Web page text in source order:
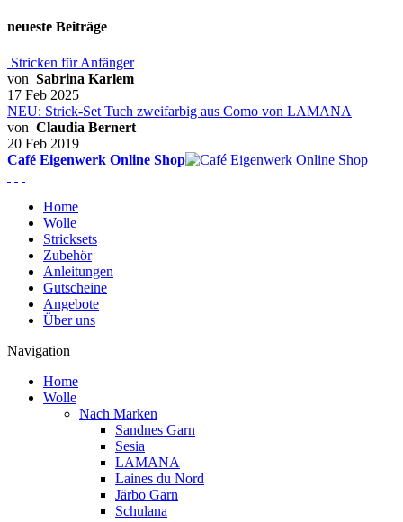
neueste Beiträge
Stricken für Anfänger
von Sabrina Karlem
17 Feb 2025
NEU: Strick-Set Tuch zweifarbig aus Como von LAMANA
von Claudia Bernert
20 Feb 2019
Café Eigenwerk Online Shop
Home
Wolle
Stricksets
Zubehör
Anleitungen
Gutscheine
Angebote
Über uns
Navigation
Home
Wolle
Nach Marken
Sandnes Garn
Sesia
LAMANA
Laines du Nord
Järbo Garn
Schulana